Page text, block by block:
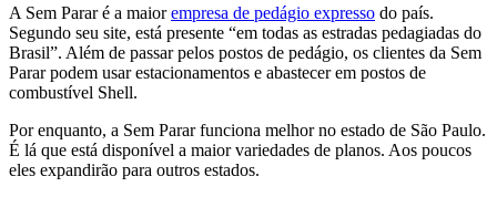
A Sem Parar é a maiorempresa de pedágio expresso do país.
Segundo seu site, está presente “em todas as estradas pedagiadas do
Brasil”. Além de passar pelos postos de pedágio, os clientes da Sem
Parar podem usar estacionamentos e abastecer em postos de
combustível Shell.
Por enquanto, a Sem Parar funciona melhor no estado de São Paulo.
É lá que está disponível a maior variedades de planos. Aos poucos
eles expandirão para outros estados.